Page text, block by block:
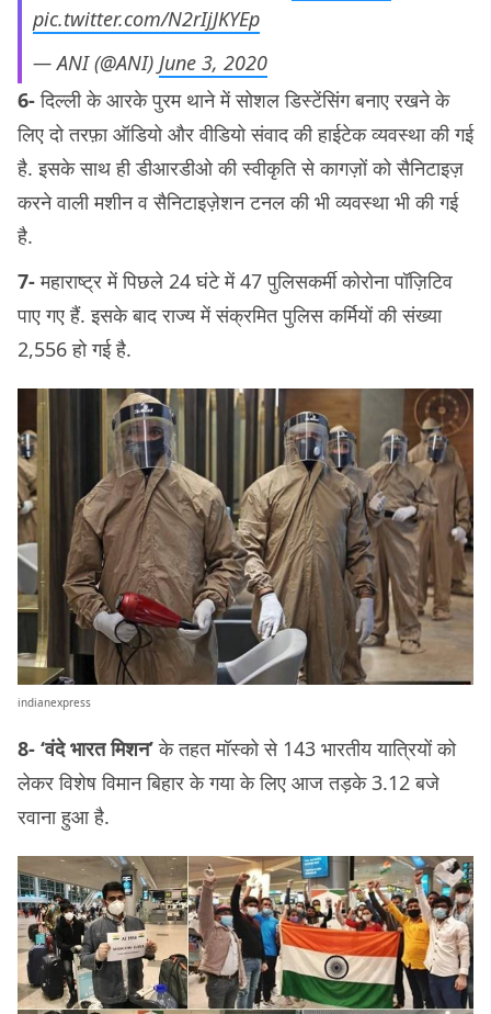
pic.twitter.com/N2rIjJKYEp
— ANI (@ANI) June 3, 2020
6-दिल्ली के आरके पुरम थाने में सोशल डिस्टेंसिंग बनाए रखने के
लिए दो तरफ़ा ऑडियो और वीडियो संवाद की हाईटेक व्यवस्था की गई
है. इसके साथ ही डीआरडीओ की स्वीकृति से कागज़ों को सैनिटाइज़
करने वाली मशीन व सैनिटाइज़ेशन टनल की भी व्यवस्था भी की गई
है.
7-महाराष्ट्र में पिछले 24 घंटे में 47 पुलिसकर्मी कोरोना पॉज़िटिव
पाए गए हैं. इसके बाद राज्य में संक्रमित पुलिस कर्मियों की संख्या
2,556 हो गई है.
indianexpress
8- ‘वंदे भारत मिशन’के तहत मॉस्को से 143 भारतीय यात्रियों को
लेकर विशेष विमान बिहार के गया के लिए आज तड़के 3.12 बजे
रवाना हुआ है.